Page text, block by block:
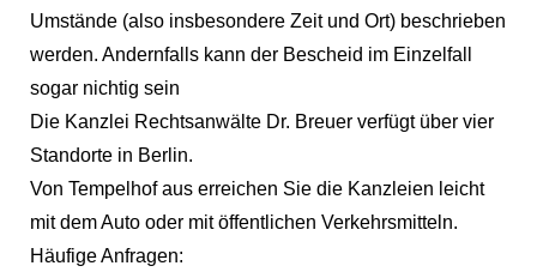
Umstände (also insbesondere Zeit und Ort) beschrieben
werden. Andernfalls kann der Bescheid im Einzelfall
sogar nichtig sein
Die Kanzlei Rechtsanwälte Dr. Breuer verfügt über vier
Standorte in Berlin.
Von Tempelhof aus erreichen Sie die Kanzleien leicht
mit dem Auto oder mit öffentlichen Verkehrsmitteln.
Häufige Anfragen: